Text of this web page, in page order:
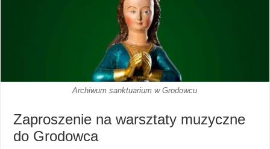
Archiwum sanktuarium w Grodowcu
Zaproszenie na warsztaty muzyczne
do Grodowca